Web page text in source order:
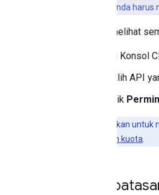
Anda harus
Untuk melihat
Di Konsol
Pilih API
Klik
Pastikan untuk
pemberitahuan kuota